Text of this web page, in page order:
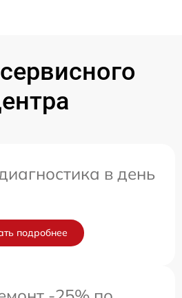
в день
подробнее